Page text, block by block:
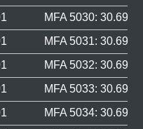
MFA 5030:
MFA 5031:
MFA 5032:
MFA 5033:
MFA 5034: